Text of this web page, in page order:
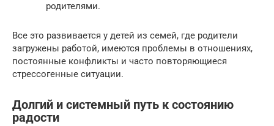
родителями.
Все это развивается у детей из семей, где родители
загружены работой, имеются проблемы в отношениях,
постоянные конфликты и часто повторяющиеся
стрессогенные ситуации.
Долгий и системный путь к состоянию
радости